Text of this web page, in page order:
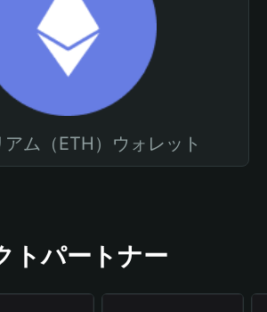
アム（ETH）ウォレット
トパートナー